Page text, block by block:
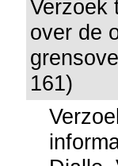
Verzoek
over de
161)